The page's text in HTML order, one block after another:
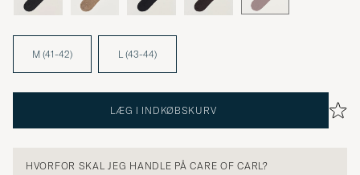
M (41-42) L (43-44)
LÆG I INDKØBSKURV
HVORFOR SKAL JEG HANDLE PÅ CARE OF CARL?